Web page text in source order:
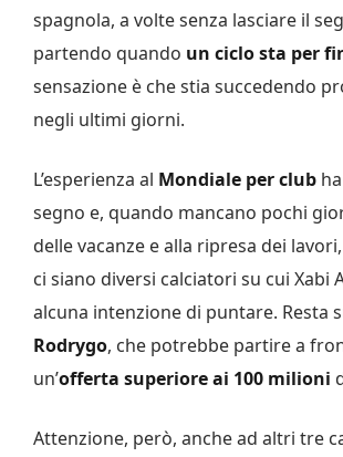
spagnola, a volte senza lasciare il
partendo quando un ciclo sta per
sensazione è che stia succedendo
negli ultimi giorni.
L’esperienza al Mondiale per club
segno e, quando mancano pochi
delle vacanze e alla ripresa dei
ci siano diversi calciatori su cui Xabi
alcuna intenzione di puntare. Resta
Rodrygo, che potrebbe partire a
un’offerta superiore ai 100 milioni
Attenzione, però, anche ad altri tre